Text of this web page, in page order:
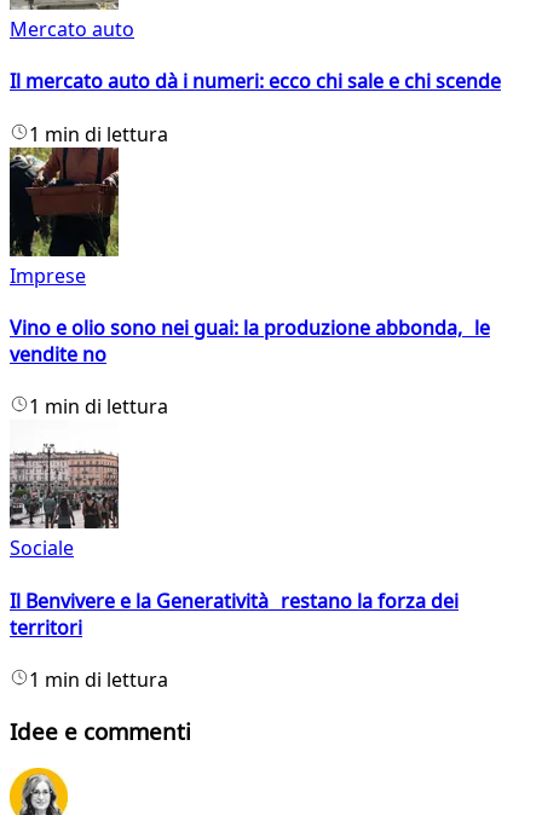
Mercato auto
Il mercato auto dà i numeri: ecco chi sale e chi scende
1 min di lettura
Imprese
Vino e olio sono nei guai: la produzione abbonda, le
vendite no
1 min di lettura
Sociale
Il Benvivere e la Generatività restano la forza dei
territori
1 min di lettura
Idee e commenti